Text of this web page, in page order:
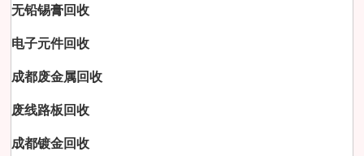
无铅锡膏回收
电子元件回收
成都废金属回收
废线路板回收
成都镀金回收